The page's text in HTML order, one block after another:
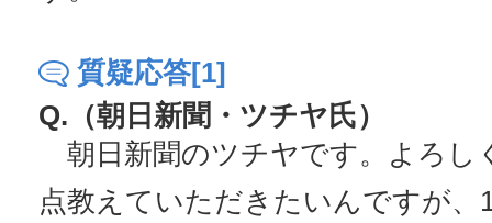
質疑応答[1]
Q.（朝日新聞・ツチヤ氏）
朝日新聞のツチヤです。よろし
点教えていただきたいんですが、